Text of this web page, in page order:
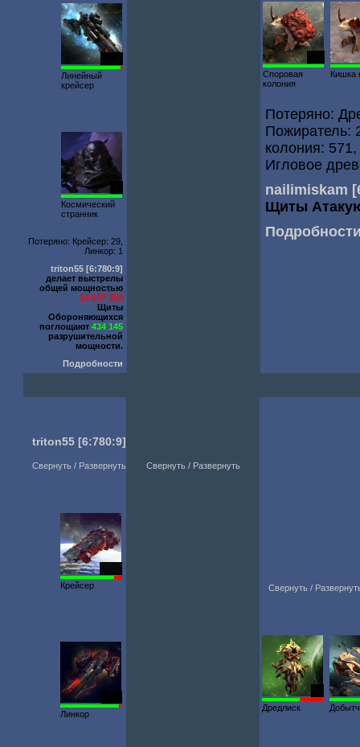
Линейный
крейсер
Космический
странник
Потеряно: Крейсер: 29,
Линкор: 1
triton55 [6:780:9]
делает выстрелы
общей мощностью
14 697 358
Щиты
Обороняющихся
поглощают434 145
разрушительной
мощности.
Подробности
Споровая
колония
Кишка
Потеряно:
Пожиратель:
колония:
Игловое
nailimiskam
Щиты
triton55 [6:780:9]
Свернуть / Развернуть
Крейсер
Линкор
Свернуть / Развернуть
Свернуть /
Дредлиск